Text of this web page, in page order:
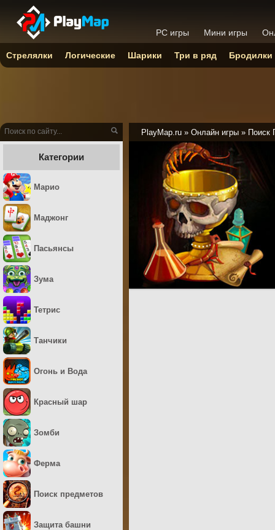
PlayMap.ru » Онлайн игры » Поиск
Категории
Марио
Маджонг
Пасьянсы
Зума
Тетрис
Танчики
Огонь и Вода
Красный шар
Зомби
Ферма
Поиск предметов
Защита башни
PC игры Мини игры
Стрелялки Логические Шарики Три в ряд Бродилки